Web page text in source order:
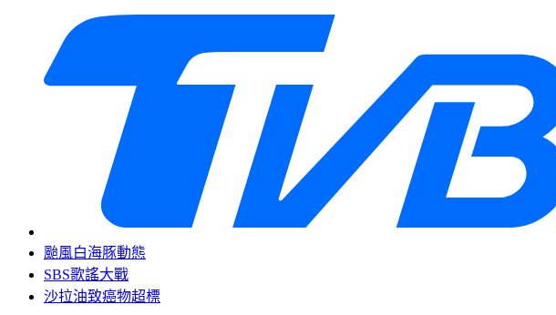
颱風白海豚動態
SBS歌謠大戰
沙拉油致癌物超標